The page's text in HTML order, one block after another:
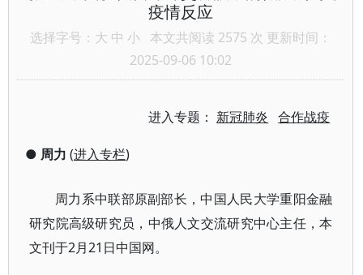
疫情反应
选择字号： 大 中 小 本文共阅读 2575 次 更新时间：
2025-09-06 10:02
进入专题： 新冠肺炎 合作战疫
● 周力 (进入专栏)
周力系中联部原副部长，中国人民大学重阳金融
研究院高级研究员，中俄人文交流研究中心主任，本
文刊于2月21日中国网。